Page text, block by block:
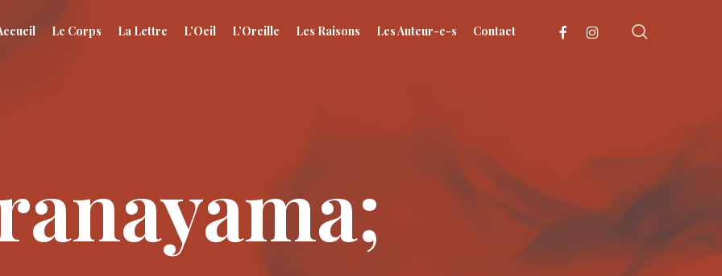
Le Corps La Lettre L’Oeil L’Oreille Les Raisons Les Auteur-e-s Contact facebookinstagram